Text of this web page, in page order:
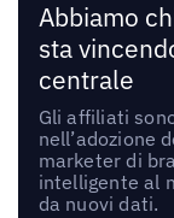
Abbiamo
sta
centrale
Gli affiliati
nell’adozione
marketer di
intelligente al
da nuovi dati.